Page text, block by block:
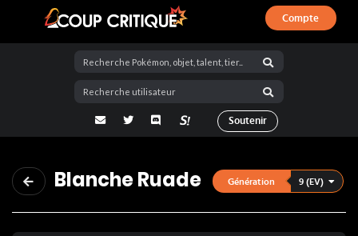
Coup Critique
Compte
adresse email
Twitter Discord La Salty Room sur Pokémon
Soutenir
Blanche Ruade Génération 9 (EV)